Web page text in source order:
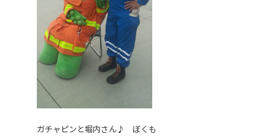
ガチャピンと堀内さん♪ ぼくも